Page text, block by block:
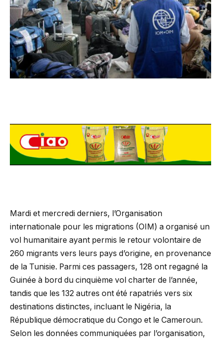
Mardi et mercredi derniers, l’Organisation
internationale pour les migrations (OIM) a organisé un
vol humanitaire ayant permis le retour volontaire de
260 migrants vers leurs pays d’origine, en provenance
de la Tunisie. Parmi ces passagers, 128 ont regagné la
Guinée à bord du cinquième vol charter de l’année,
tandis que les 132 autres ont été rapatriés vers six
destinations distinctes, incluant le Nigéria, la
République démocratique du Congo et le Cameroun.
Selon les données communiquées par l’organisation,